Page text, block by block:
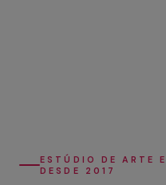
ESTÚDIO DE ARTE
DESDE 2017